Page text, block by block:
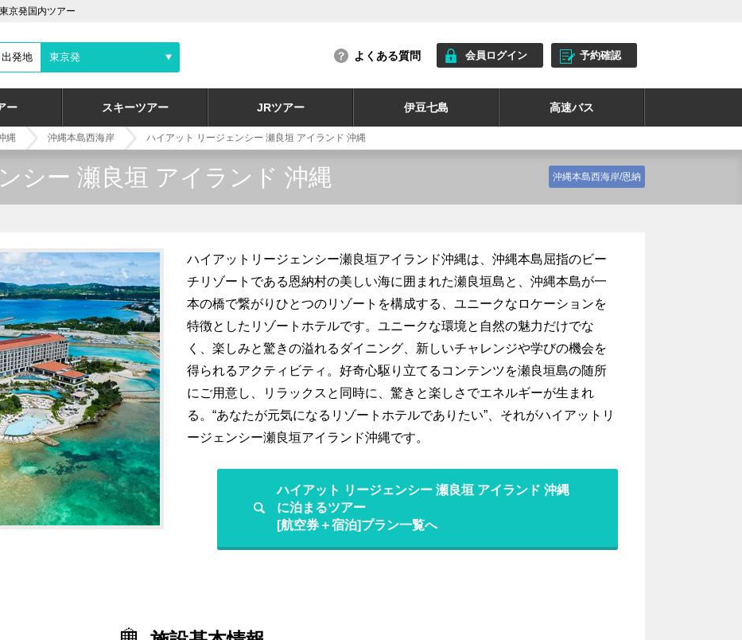
京発国内ツアー
出発地 東京発 よくある質問 会員ログイン 予約確認
ー スキーツアー JRツアー 伊豆七島 高速バス
縄 沖縄本島西海岸 ハイアット リージェンシー 瀬良垣 アイランド 沖縄
シー 瀬良垣 アイランド 沖縄 沖縄本島西海岸/恩納
ハイアットリージェンシー瀬良垣アイランド沖縄は、沖縄本島屈指のビー
チリゾートである恩納村の美しい海に囲まれた瀬良垣島と、沖縄本島が一
本の橋で繋がりひとつのリゾートを構成する、ユニークなロケーションを
特徴としたリゾートホテルです。ユニークな環境と自然の魅力だけでな
く、楽しみと驚きの溢れるダイニング、新しいチャレンジや学びの機会を
得られるアクティビティ。好奇心駆り立てるコンテンツを瀬良垣島の随所
にご用意し、リラックスと同時に、驚きと楽しさでエネルギーが生まれ
る。“あなたが元気になるリゾートホテルでありたい”、それがハイアットリ
ージェンシー瀬良垣アイランド沖縄です。
ハイアット リージェンシー 瀬良垣 アイランド 沖縄
に泊まるツアー
[航空券＋宿泊]プラン一覧へ